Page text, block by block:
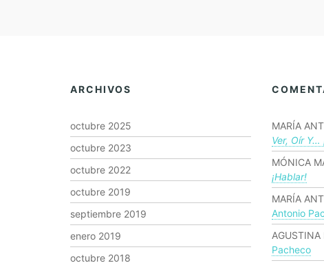
ARCHIVOS
octubre 2025
octubre 2023
octubre 2022
octubre 2019
septiembre 2019
enero 2019
octubre 2018
MARÍA
Ver, Oír Y…
MÓNICA
¡hablar!
MARÍA
Antonio
AGUSTINA
Pacheco